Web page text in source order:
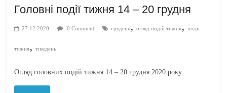
Головні події тижня 14 – 20 грудня
27.12.2020 0 Comment грудень,огляд подій тижня,події
тижня,тиждень
Огляд головних подій тижня 14 – 20 грудня 2020 року